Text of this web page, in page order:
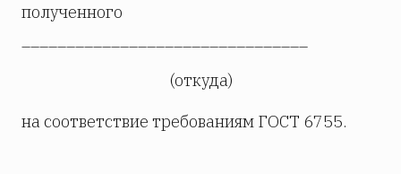
полученного
(откуда)
на соответствие требованиям ГОСТ 6755.